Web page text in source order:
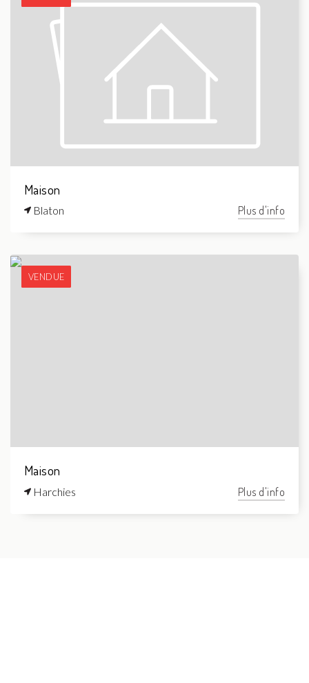
Maison
Blaton Plus d'info
VENDUE
Maison
Harchies Plus d'info